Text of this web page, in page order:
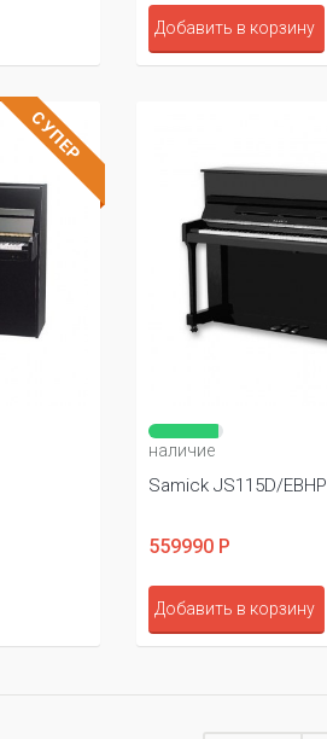
Добавить в корзину
СУПЕР
наличие
Samick JS115D/EBHP
559990 Р
Добавить в корзину